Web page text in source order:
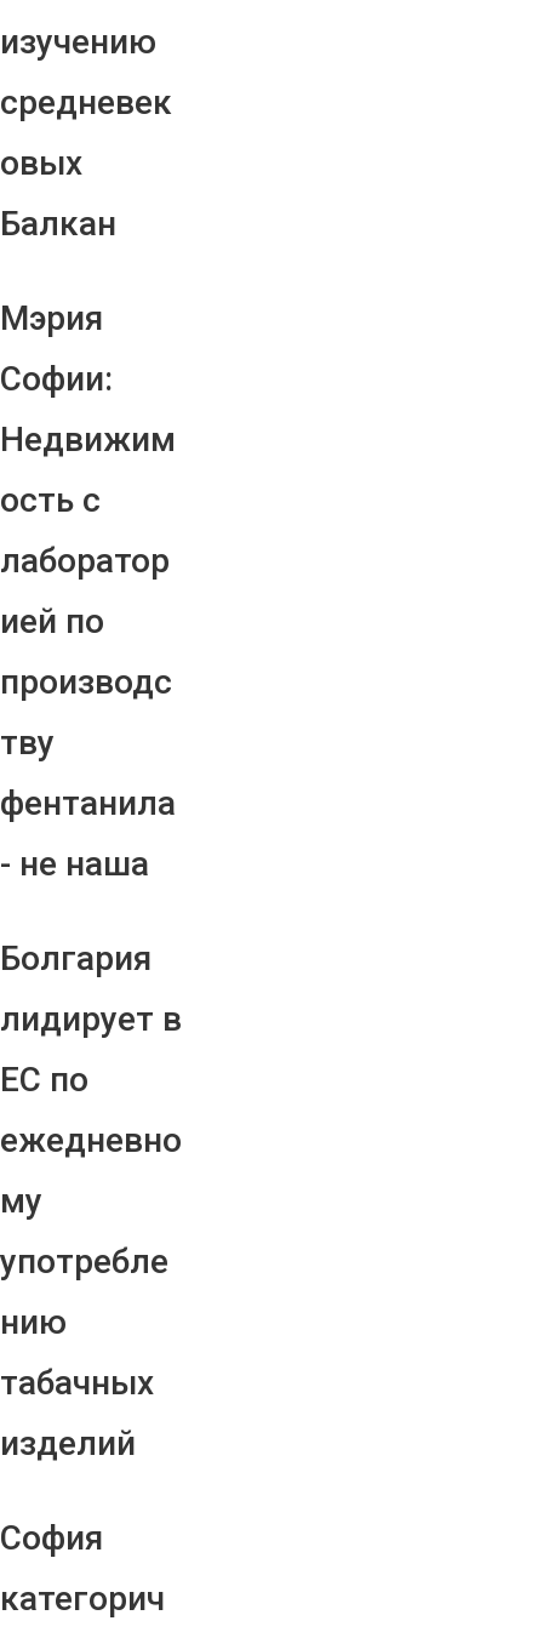
изучению
средневек
овых
Балкан
Мэрия
Софии:
Недвижим
ость с
лаборатор
ией по
производс
тву
фентанила
- не наша
Болгария
лидирует в
ЕС по
ежедневно
му
употребле
нию
табачных
изделий
София
категорич